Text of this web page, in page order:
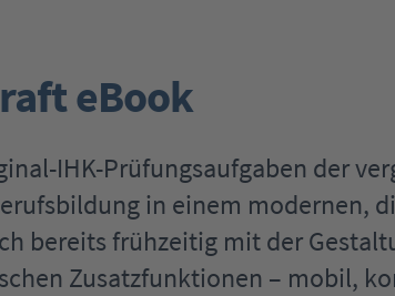
eBook
IHK-Prüfungsaufgaben der
in einem modernen,
bereits frühzeitig mit der
Zusatzfunktionen – mobil,